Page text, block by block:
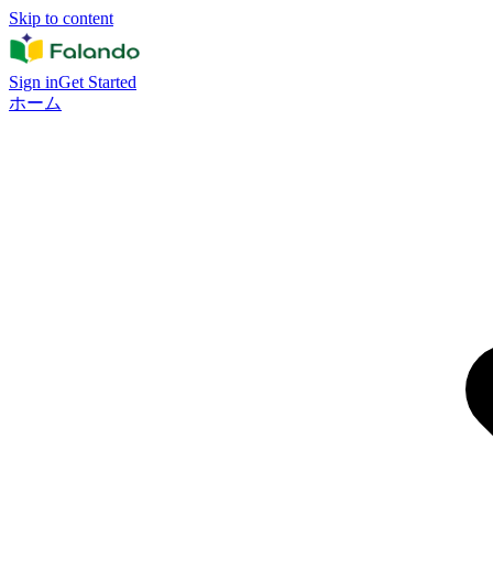
Skip to content
Sign inGet Started
ホーム